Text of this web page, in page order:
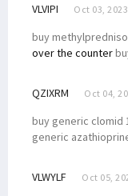
VLVIPI Oct 03,
buy
over the counter
QZIXRM Oct 04,
buy generic clomid
generic
VLWYLF Oct 05,